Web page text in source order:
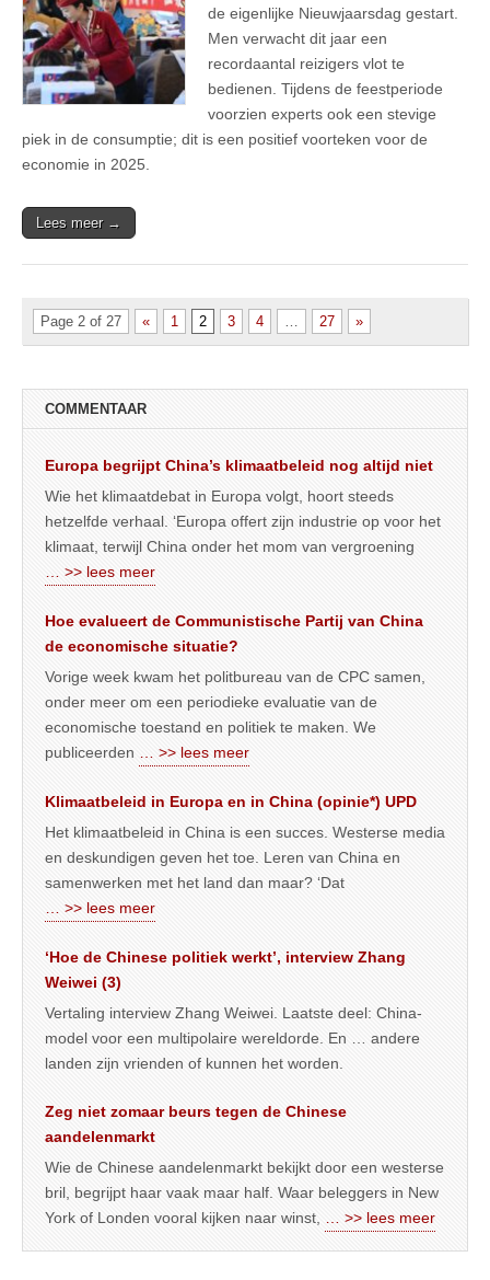
de eigenlijke Nieuwjaarsdag gestart.
Men verwacht dit jaar een
recordaantal reizigers vlot te
bedienen. Tijdens de feestperiode
voorzien experts ook een stevige
piek in de consumptie; dit is een positief voorteken voor de
economie in 2025.
Lees meer →
Page 2 of 27 « 1 2 3 4 27 »
COMMENTAAR
Europa begrijpt China’s klimaatbeleid nog altijd niet
Wie het klimaatdebat in Europa volgt, hoort steeds
hetzelfde verhaal. ‘Europa offert zijn industrie op voor het
klimaat, terwijl China onder het mom van vergroening
… >> lees meer
Hoe evalueert de Communistische Partij van China
de economische situatie?
Vorige week kwam het politbureau van de CPC samen,
onder meer om een periodieke evaluatie van de
economische toestand en politiek te maken. We
publiceerden
… >> lees meer
Klimaatbeleid in Europa en in China (opinie*) UPD
Het klimaatbeleid in China is een succes. Westerse media
en deskundigen geven het toe. Leren van China en
samenwerken met het land dan maar? ‘Dat
… >> lees meer
‘Hoe de Chinese politiek werkt’, interview Zhang
Weiwei (3)
Vertaling interview Zhang Weiwei. Laatste deel: China-
model voor een multipolaire wereldorde. En … andere
landen zijn vrienden of kunnen het worden.
Zeg niet zomaar beurs tegen de Chinese
aandelenmarkt
Wie de Chinese aandelenmarkt bekijkt door een westerse
bril, begrijpt haar vaak maar half. Waar beleggers in New
York of Londen vooral kijken naar winst,
… >> lees meer